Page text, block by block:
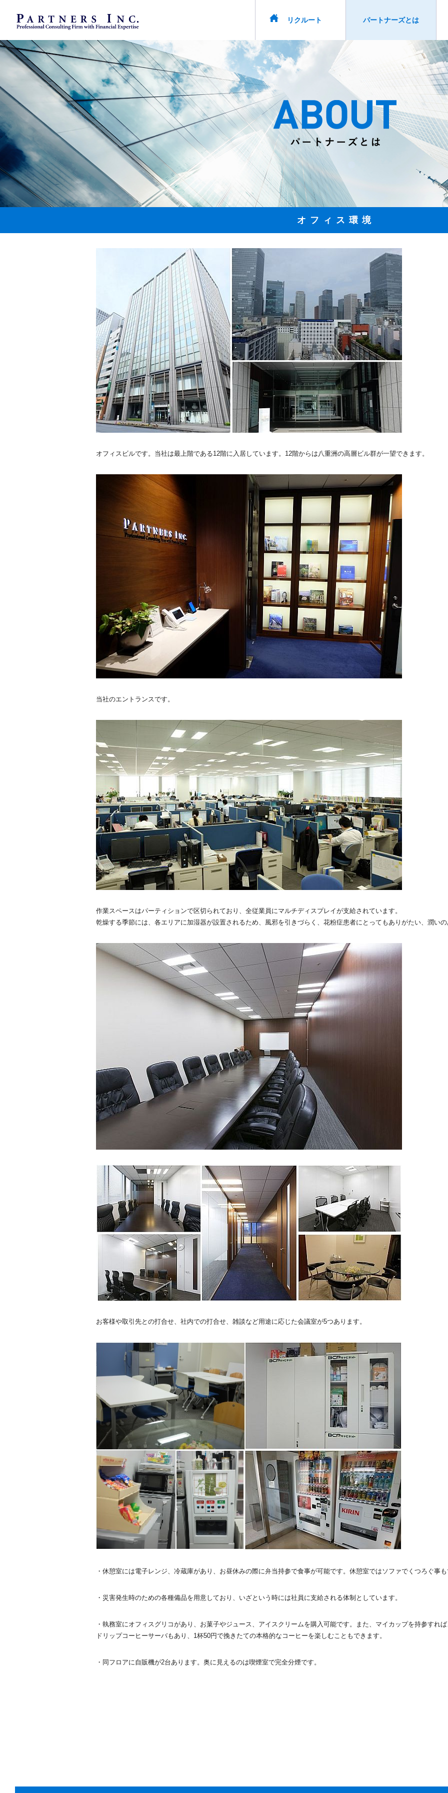
リクルート パートナーズとは
オフィス環境
オフィスビルです。当社は最上階である12階に入居しています。12階からは八重洲の高層ビル群が一望できます。
当社のエントランスです。
作業スペースはパーティションで区切られており、全従業員にマルチディスプレイが支給されています。
乾燥する季節には、各エリアに加湿器が設置されるため、風邪を引きづらく、花粉症患者にとってもありがたい、潤いの
お客様や取引先との打合せ、社内での打合せ、雑談など用途に応じた会議室が5つあります。
・休憩室には電子レンジ、冷蔵庫があり、お昼休みの際に弁当持参で食事が可能です。休憩室ではソファでくつろぐ事も
・災害発生時のための各種備品を用意しており、いざという時には社員に支給される体制としています。
・執務室にオフィスグリコがあり、お菓子やジュース、アイスクリームを購入可能です。また、マイカップを持参すれ
ドリップコーヒーサーバもあり、1杯50円で挽きたての本格的なコーヒーを楽しむこともできます。
・同フロアに自販機が2台あります。奥に見えるのは喫煙室で完全分煙です。